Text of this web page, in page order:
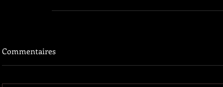
Commentaires